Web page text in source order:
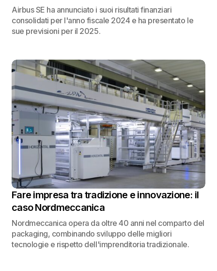
Airbus SE ha annunciato i suoi risultati finanziari
consolidati per l'anno fiscale 2024 e ha presentato le
sue previsioni per il 2025.
Fare impresa tra tradizione e innovazione: il
caso Nordmeccanica
Nordmeccanica opera da oltre 40 anni nel comparto del
packaging, combinando sviluppo delle migliori
tecnologie e rispetto dell'imprenditoria tradizionale.